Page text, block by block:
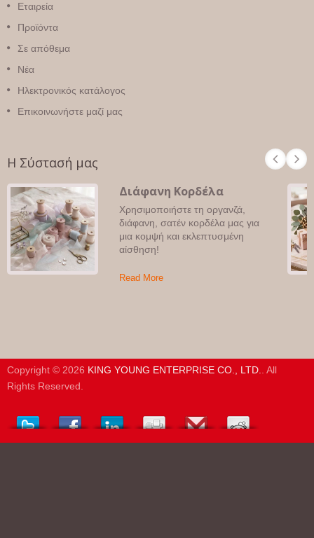
Εταιρεία
Προϊόντα
Σε απόθεμα
Νέα
Ηλεκτρονικός κατάλογος
Επικοινωνήστε μαζί μας
Η Σύστασή μας
Διάφανη Κορδέλα
Χρησιμοποιήστε τη οργανζά,
διάφανη, σατέν κορδέλα μας για
μια κομψή και εκλεπτυσμένη
αίσθηση!
Read More
Copyright © 2026 KING YOUNG ENTERPRISE CO., LTD.. All
Rights Reserved.